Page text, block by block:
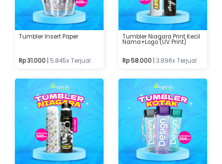
Tumbler Insert Paper
Rp 31.000 5.845x Terjual
Tumbler Niagara Print Kecil
Nama+Logo (UV Print)
Rp 58.000 3.896x Terjual